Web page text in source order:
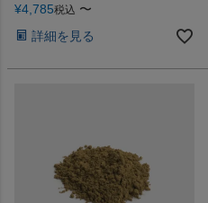
¥4,785税込 〜
詳細を見る